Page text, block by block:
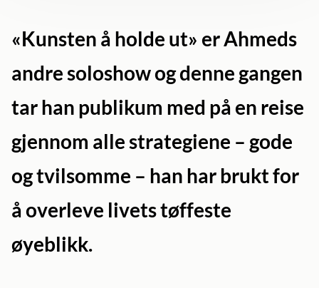
«Kunsten å holde ut» er Ahmeds
andre soloshow og denne gangen
tar han publikum med på en reise
gjennom alle strategiene – gode
og tvilsomme – han har brukt for
å overleve livets tøffeste
øyeblikk.